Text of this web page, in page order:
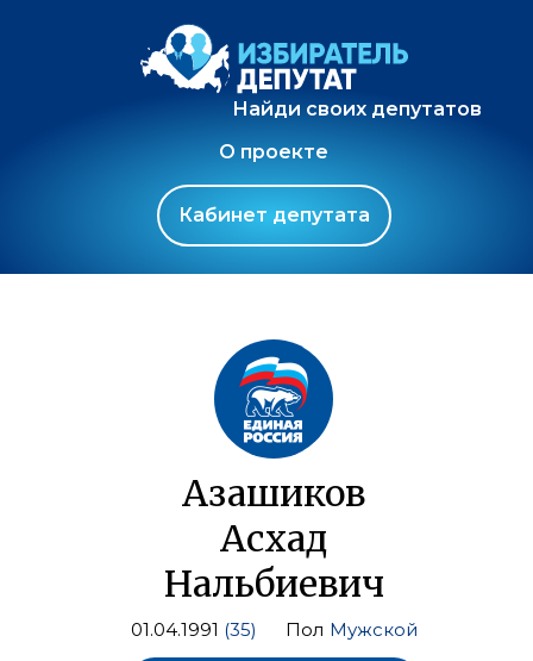
Найди своих депутатов
О проекте
Кабинет депутата
Азашиков
Асхад
Нальбиевич
01.04.1991 (35) Пол Мужской